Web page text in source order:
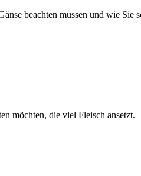
beachten müssen und wie Sie
möchten, die viel Fleisch ansetzt.